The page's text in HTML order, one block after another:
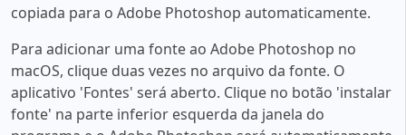
copiada para o Adobe Photoshop automaticamente.
Para adicionar uma fonte ao Adobe Photoshop no
macOS, clique duas vezes no arquivo da fonte. O
aplicativo 'Fontes' será aberto. Clique no botão 'instalar
fonte' na parte inferior esquerda da janela do